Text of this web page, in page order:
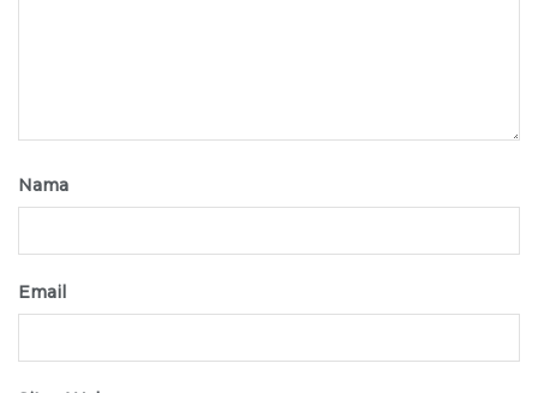
Nama
Email